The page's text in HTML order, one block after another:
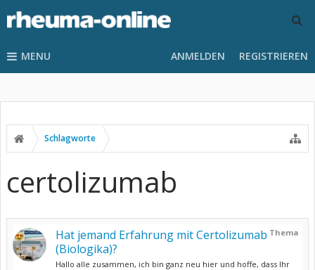
MENU ANMELDEN REGISTRIEREN
Schlagworte
certolizumab
Thema
Hat jemand Erfahrung mit Certolizumab
(Biologika)?
Hallo alle zusammen, ich bin ganz neu hier und hoffe, dass Ihr